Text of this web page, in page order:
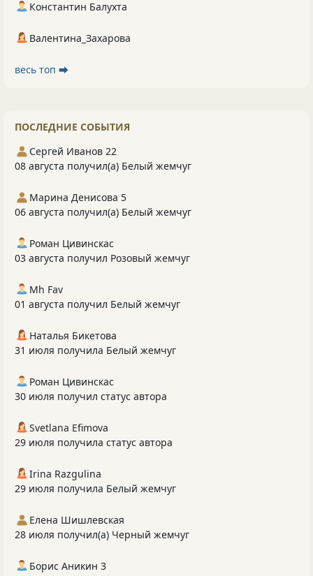
Константин Балухта
Валентина_Захарова
весь топ ⮕
ПОСЛЕДНИЕ СОБЫТИЯ
Сергей Иванов 22
08 августа получил(а) Белый жемчуг
Марина Денисова 5
06 августа получил(а) Белый жемчуг
Роман Цивинскас
03 августа получил Розовый жемчуг
Mh Fav
01 августа получил Белый жемчуг
Наталья Бикетова
31 июля получила Белый жемчуг
Роман Цивинскас
30 июля получил статус автора
Svetlana Efimova
29 июля получила статус автора
Irina Razgulina
29 июля получила Белый жемчуг
Елена Шишлевская
28 июля получил(а) Черный жемчуг
Борис Аникин 3